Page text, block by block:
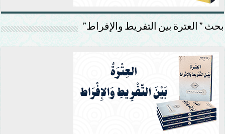
بحث ” العترة بين التفريط والإفراط”